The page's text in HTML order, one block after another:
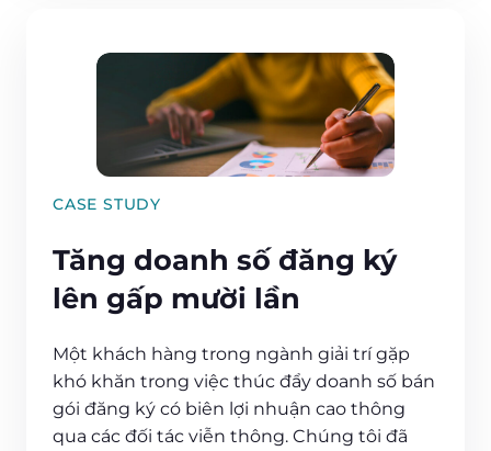
CASE STUDY
Tăng doanh số đăng ký
lên gấp mười lần
Một khách hàng trong ngành giải trí gặp
khó khăn trong việc thúc đẩy doanh số bán
gói đăng ký có biên lợi nhuận cao thông
qua các đối tác viễn thông. Chúng tôi đã